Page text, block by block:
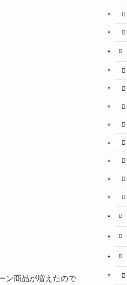
ン商品が増えたので